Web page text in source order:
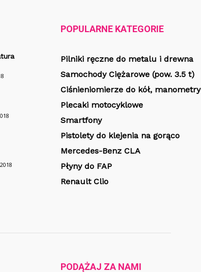
POPULARNE KATEGORIE
Pilniki ręczne do metalu i drewna
Samochody Ciężarowe (pow. 3.5 t)
Ciśnieniomierze do kół, manometry
Plecaki motocyklowe
Smartfony
Pistolety do klejenia na gorąco
Mercedes-Benz CLA
Płyny do FAP
Renault Clio
PODĄŻAJ ZA NAMI